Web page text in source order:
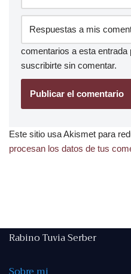
comentarios a esta entrada
suscribirte sin comentar.
Este sitio usa Akismet para
procesan los datos de tus
Rabino Tuvia Serber